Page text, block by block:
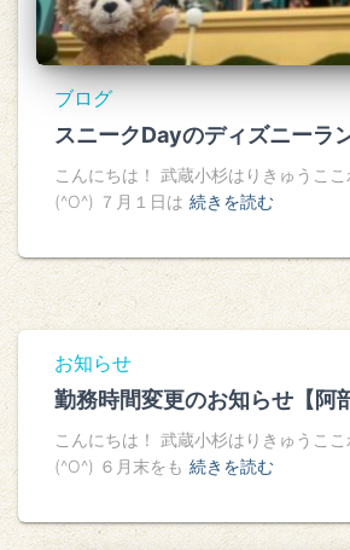
ブログ
スニークDayのディズニーラ
こんにちは！ 武蔵小杉はりきゅうこ
(^O^) ７月１日は 続きを読む
お知らせ
勤務時間変更のお知らせ【阿
こんにちは！ 武蔵小杉はりきゅうこ
(^O^) ６月末をも 続きを読む